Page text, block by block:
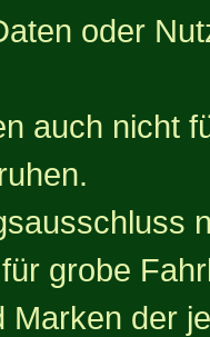
oder
auch nicht
grobe
Marken der